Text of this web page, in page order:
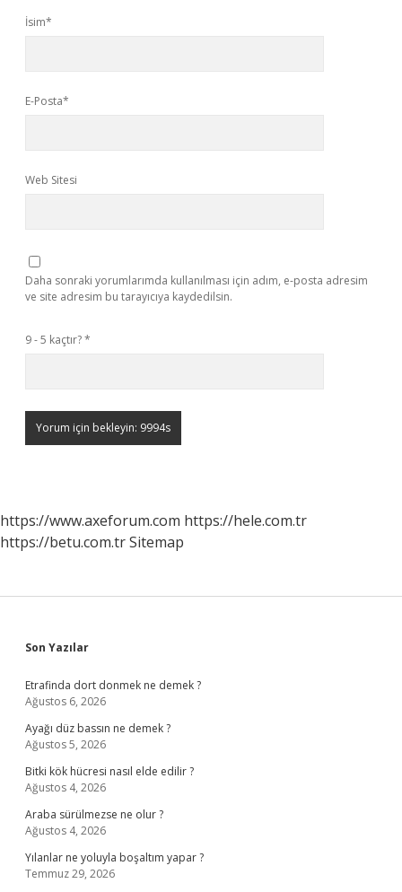
İsim*
E-Posta*
Web Sitesi
Daha sonraki yorumlarımda kullanılması için adım, e-posta adresim
ve site adresim bu tarayıcıya kaydedilsin.
9 - 5 kaçtır?*
https://www.axeforum.com https://hele.com.tr
https://betu.com.trSitemap
Sidebar
Son Yazılar
Etrafinda dort donmek ne demek ?
Ağustos 6, 2026
Ayağı düz bassın ne demek ?
Ağustos 5, 2026
Bitki kök hücresi nasıl elde edilir ?
Ağustos 4, 2026
Araba sürülmezse ne olur ?
Ağustos 4, 2026
Yılanlar ne yoluyla boşaltım yapar ?
Temmuz 29, 2026